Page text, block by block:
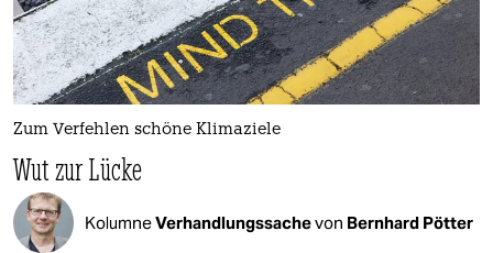
Zum Verfehlen schöne Klimaziele
Wut zur Lücke
KolumneVerhandlungssachevon Bernhard Pötter